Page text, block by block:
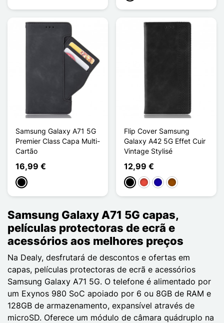
Samsung Galaxy A71 5G
Premier Class Capa Multi-
Cartão
16,99 €
Preto
Flip Cover Samsung
Galaxy A42 5G Effet Cuir
Vintage Stylisé
12,99 €
PretoVermelhoAzul Escuro
Castanho
Samsung Galaxy A71 5G capas,
películas protectoras de ecrã e
acessórios aos melhores preços
Na Dealy, desfrutará de descontos e ofertas em
capas, películas protectoras de ecrã e acessórios
Samsung Galaxy A71 5G. O telefone é alimentado por
um Exynos 980 SoC apoiado por 6 ou 8GB de RAM e
128GB de armazenamento, expansível através de
microSD. Oferece um módulo de câmara quádruplo na